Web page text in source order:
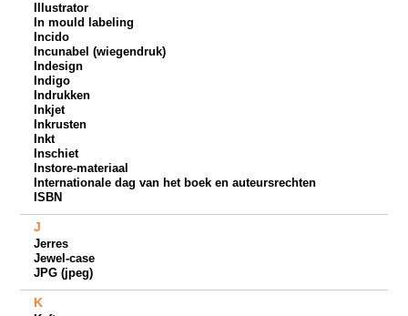
Illustrator
In mould labeling
Incido
Incunabel (wiegendruk)
Indesign
Indigo
Indrukken
Inkjet
Inkrusten
Inkt
Inschiet
Instore-materiaal
Internationale dag van het boek en auteursrechten
ISBN
J
Jerres
Jewel-case
JPG (jpeg)
K